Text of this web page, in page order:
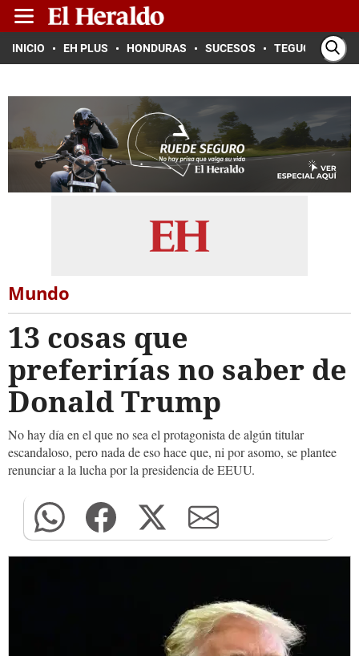
INICIO EH PLUS HONDURAS SUCESOS TEGUCIGALPA
Mundo
13 cosas que
preferirías no saber de
Donald Trump
No hay día en el que no sea el protagonista de algún titular
escandaloso, pero nada de eso hace que, ni por asomo, se plantee
renunciar a la lucha por la presidencia de EEUU.